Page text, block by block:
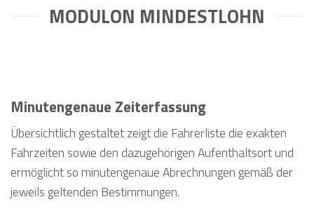
MODULON MINDESTLOHN
Minutengenaue Zeiterfassung
Übersichtlich gestaltet zeigt die Fahrerliste die exakten
Fahrzeiten sowie den dazugehörigen Aufenthaltsort und
ermöglicht so minutengenaue Abrechnungen gemäß der
jeweils geltenden Bestimmungen.